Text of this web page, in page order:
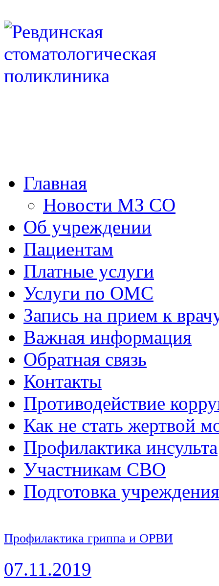
Главная
Новости МЗ СО
Об учреждении
Пациентам
Платные услуги
Услуги по ОМС
Запись на прием к
Важная информация
Обратная связь
Контакты
Противодействие
Как не стать жертвой
Профилактика инсульта
Участникам СВО
Подготовка
Профилактика гриппа и ОРВИ
07.11.2019